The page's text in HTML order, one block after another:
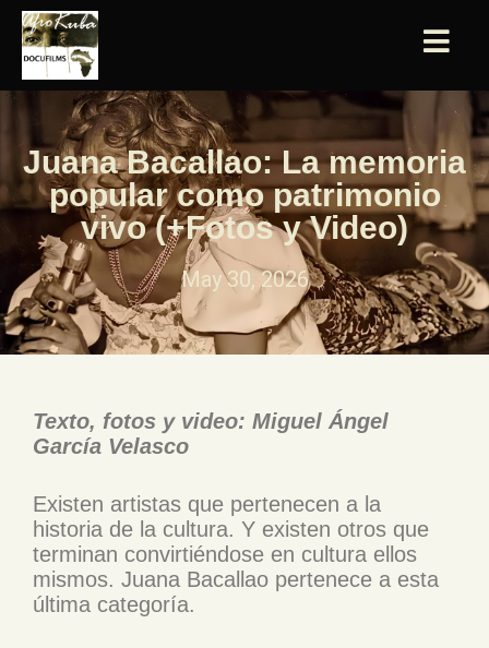
Juana Bacallao: La memoria
popular como patrimonio
vivo (+Fotos y Video)
May 30, 2026
Texto, fotos y video: Miguel Ángel
García Velasco
Existen artistas que pertenecen a la
historia de la cultura. Y existen otros que
terminan convirtiéndose en cultura ellos
mismos. Juana Bacallao pertenece a esta
última categoría.